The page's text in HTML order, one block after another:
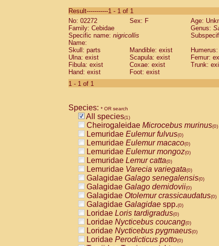
CebidaeSaguinus labiatus(0)
Cebidae Saguinus leucopus (0)
Cebidae
CebidaeSaguinus mystax
Cebidae Saguinus nigricollis (1)
Cebidae Saguinus oedipus
Cebidae Saguinus weddelli
Cebidae Saguinusspp.
Cebidae
CebidaeCebus capucinus
CebidaeCebus nigrivittatus
CebidaeCebus spp.(0)
CebidaeSaimiri boliviensis(0)
CebidaeSaimiri sciureus(0)
AtelidaeAlouatta caraya(0)
AtelidaeAlouatta fusca(0)
AtelidaeAlouatta seniculus(0)
AtelidaeAlouattaspp.(0)
AtelidaeAteles belzebuth(0)
AtelidaeAteles geoffroyi(0)
AtelidaeAteles paniscus(0)
AtelidaeAtelesspp.(0)
AtelidaeLagothrix lagothricha(0)
AtelidaeLagothrix lagothricha cana
PitheciidaeCacajao calvus
Result-----------1 - 1 of 1
No: 02272
Sex: F
Age:
Family: Cebidae
Genus:
Specific name: nigricollis
Name:
Skull: parts
Mandible: exist
Ulna: exist
Scapula: exist
Femur:
Fibula: exist
Coxae: exist
Trunk:
Hand: exist
Foot: exist
1 - 1 of 1
Species: * OR search
All species(1)
Cheirogaleidae Microcebus murinus(0)
Lemuridae Eulemur fulvus(0)
Lemuridae Eulemur macaco(0)
Lemuridae Eulemur mongoz(0)
Lemuridae Lemur catta(0)
Lemuridae Varecia variegata(0)
Galagidae Galago senegalensis(0)
Galagidae Galago demidovii(0)
Galagidae Otolemur crassicaudatus(0)
Galagidae Galagidae spp.(0)
Loridae Loris tardigradus(0)
Loridae Nycticebus coucang(0)
Loridae Nycticebus pygmaeus(0)
Loridae Perodicticus potto(0)